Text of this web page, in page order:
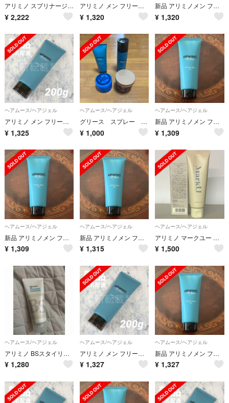
アリミノ スプリナージュ シアーグロス ジェリー 80g
¥ 2,222
アリミノ メン フリーズキープ ジェル 200g アリミノメン 新品
¥ 1,320
新品 アリミノメン フリーズキープ ジェル 200ｇ
¥ 1,320
ヘアムース/ヘアジェル
アリミノ メン フリーズキープ ジェル 200g アリミノメン 新品
¥ 1,325
ヘアムース/ヘアジェル
グリース スプレー まとめ
¥ 1,000
ヘアムース/ヘアジェル
新品 アリミノメン フリーズキープ ジェル 200ｇ
¥ 1,309
ヘアムース/ヘアジェル
新品 アリミノメン フリーズキープジェル 200ｇ
¥ 1,309
ヘアムース/ヘアジェル
新品 アリミノメン フリーズキープ ジェル 200ｇ
¥ 1,315
ヘアムース/ヘアジェル
アリミノ マークユー ジェルグリース 80g
¥ 1,500
ヘアムース/ヘアジェル
アリミノ BSスタイリング フリーズキープ ジェル 美容室専売品(200g)
¥ 1,280
ヘアムース/ヘアジェル
アリミノ メン フリーズキープ ジェル 200g アリミノメン 新品
¥ 1,327
ヘアムース/ヘアジェル
新品 アリミノメン フリーズ キープ ジェル 200g
¥ 1,327